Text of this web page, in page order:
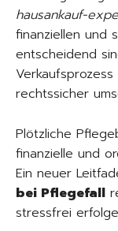
hausankauf-
finanziellen und
entscheidend
rechtssicher
Plötzliche
finanzielle und
Ein neuer
bei Pflegefall
stressfrei